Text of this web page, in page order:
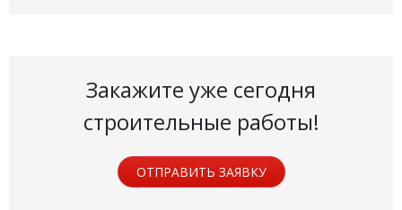
Закажите уже сегодня
строительные работы!
ОТПРАВИТЬ ЗАЯВКУ